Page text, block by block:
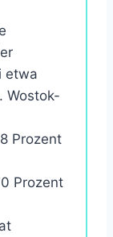
etwa
Wostok-
Prozent
Prozent